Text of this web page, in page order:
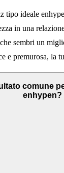
tipo ideale
in una
sembri un
e premurosa, la
comune
enhypen?